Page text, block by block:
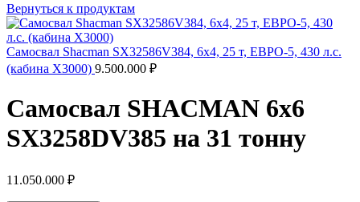
Вернуться к продуктам
Самосвал Shacman SX32586V384, 6x4, 25 т, ЕВРО-5, 430 л.с.
(кабина X3000) 9.500.000 ₽
Самосвал SHACMAN 6х6
SX3258DV385 на 31 тонну
11.050.000 ₽